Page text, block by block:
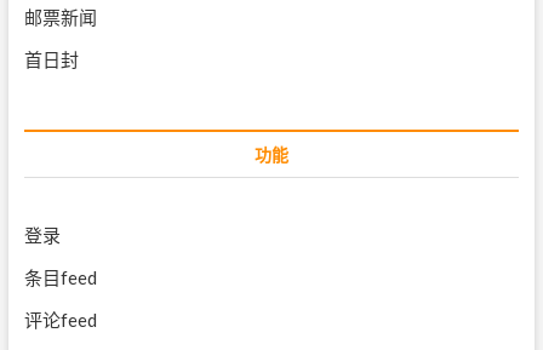
邮票新闻
首日封
功能
登录
条目feed
评论feed